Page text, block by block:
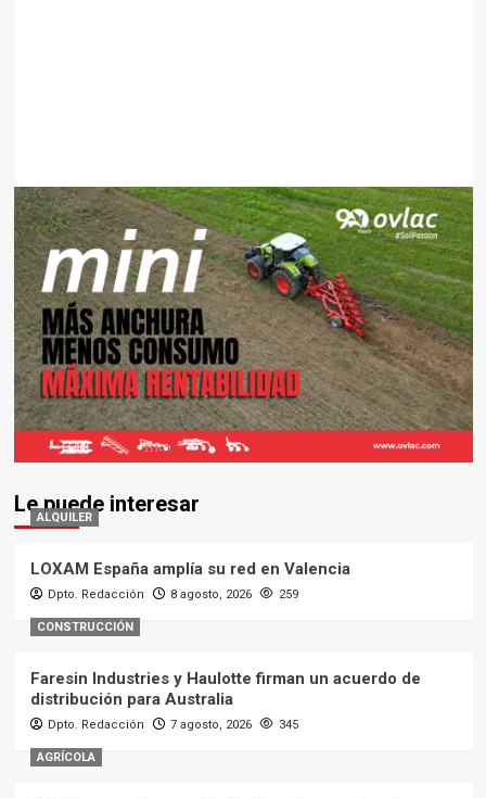
Le puede interesar
ALQUILER
LOXAM España amplía su red en Valencia
Dpto. Redacción 8 agosto, 2026 259
CONSTRUCCIÓN
Faresin Industries y Haulotte firman un acuerdo de
distribución para Australia
Dpto. Redacción 7 agosto, 2026 345
AGRÍCOLA